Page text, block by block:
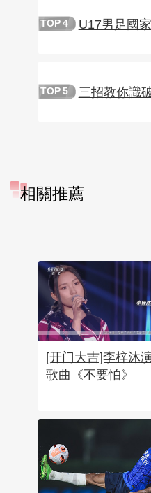
TOP 4 U17男足國
TOP 5 三招教你識
相關推薦
[开门大吉]李梓沐
歌曲《不要怕》